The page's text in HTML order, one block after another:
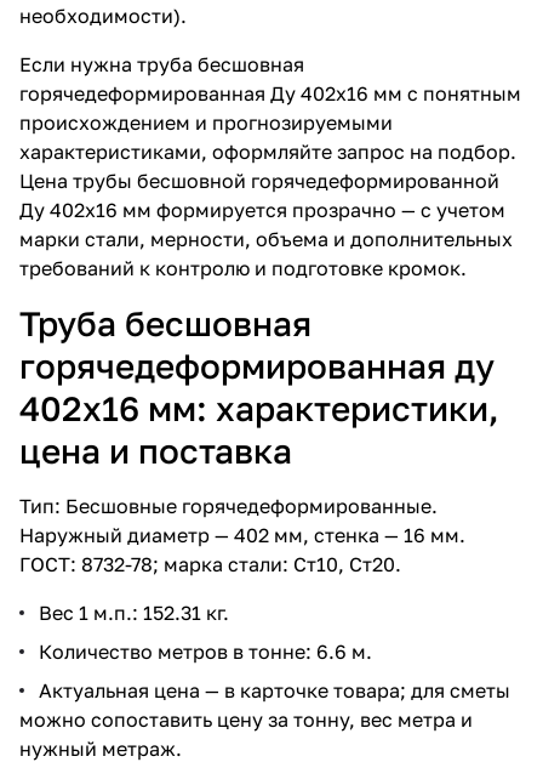
необходимости).
Если нужна труба бесшовная
горячедеформированная Ду 402х16 мм с понятным
происхождением и прогнозируемыми
характеристиками, оформляйте запрос на подбор.
Цена трубы бесшовной горячедеформированной
Ду 402х16 мм формируется прозрачно — с учетом
марки стали, мерности, объема и дополнительных
требований к контролю и подготовке кромок.
Труба бесшовная
горячедеформированная ду
402х16 мм: характеристики,
цена и поставка
Тип: Бесшовные горячедеформированные.
Наружный диаметр — 402 мм, стенка — 16 мм.
ГОСТ: 8732-78; марка стали: Ст10, Ст20.
Вес 1 м.п.: 152.31 кг.
Количество метров в тонне: 6.6 м.
Актуальная цена — в карточке товара; для сметы
можно сопоставить цену за тонну, вес метра и
нужный метраж.